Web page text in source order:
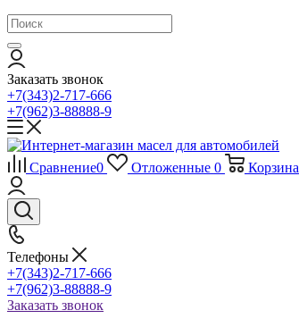
Заказать звонок
+7(343)2-717-666
+7(962)3-88888-9
Сравнение0 Отложенные 0 Корзина
Телефоны
+7(343)2-717-666
+7(962)3-88888-9
Заказать звонок